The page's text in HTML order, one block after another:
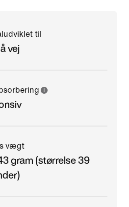
til
vej
vægt
gram (størrelse 39